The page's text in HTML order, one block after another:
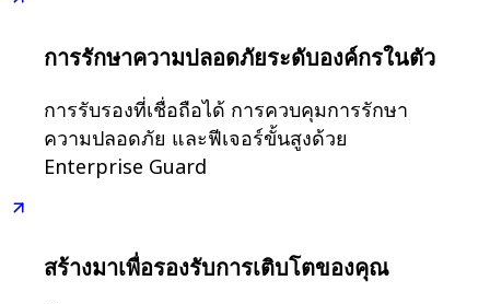
เรื่องราวของลูกค้า
Academy
เว็บบินาร์
Reforge Learning
ชุมชนและการสนับสนุน
ศูนย์ช่วยเหลือ
พันธมิตรและบริการ
การรักษาความปลอดภัยระดับองค์กรในตัว
การรับรองที่เชื่อถือได้ การควบคุมการรักษา
ความปลอดภัย และฟีเจอร์ขั้นสูงด้วย
Enterprise Guard
สร้างมาเพื่อรองรับการเติบโตของคุณ